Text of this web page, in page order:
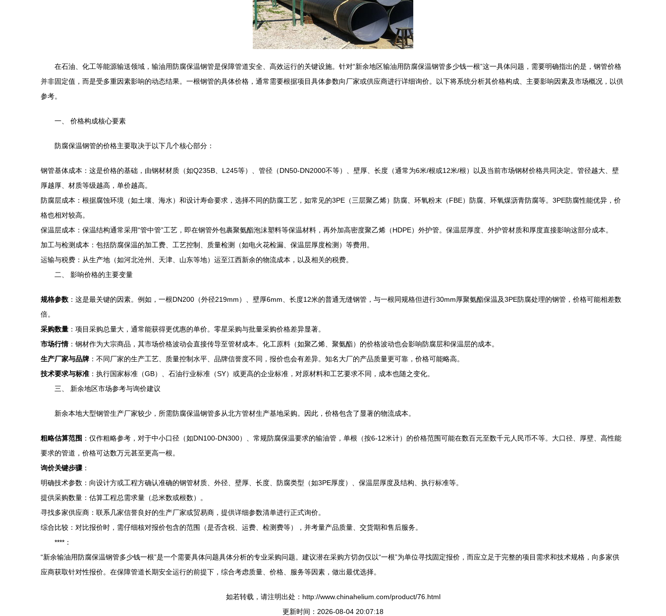
在石油、化工等能源输送领域，输油用防腐保温钢管是保障管道安全、高效运行的关键设施。针对“新余地区输油用防腐保温钢管多少钱一根”这一具体问题，需要明确指出的是，钢管价格
并非固定值，而是受多重因素影响的动态结果。一根钢管的具体价格，通常需要根据项目具体参数向厂家或供应商进行详细询价。以下将系统分析其价格构成、主要影响因素及市场概况，以供
参考。
一、 价格构成核心要素
防腐保温钢管的价格主要取决于以下几个核心部分：
钢管基体成本：这是价格的基础，由钢材材质（如Q235B、L245等）、管径（DN50-DN2000不等）、壁厚、长度（通常为6米/根或12米/根）以及当前市场钢材价格共同决定。管径越大、壁
厚越厚、材质等级越高，单价越高。
防腐层成本：根据腐蚀环境（如土壤、海水）和设计寿命要求，选择不同的防腐工艺，如常见的3PE（三层聚乙烯）防腐、环氧粉末（FBE）防腐、环氧煤沥青防腐等。3PE防腐性能优异，价
格也相对较高。
保温层成本：保温结构通常采用“管中管”工艺，即在钢管外包裹聚氨酯泡沫塑料等保温材料，再外加高密度聚乙烯（HDPE）外护管。保温层厚度、外护管材质和厚度直接影响这部分成本。
加工与检测成本：包括防腐保温的加工费、工艺控制、质量检测（如电火花检漏、保温层厚度检测）等费用。
运输与税费：从生产地（如河北沧州、天津、山东等地）运至江西新余的物流成本，以及相关的税费。
二、 影响价格的主要变量
规格参数 ：这是最关键的因素。例如，一根DN200（外径219mm）、壁厚6mm、长度12米的普通无缝钢管，与一根同规格但进行30mm厚聚氨酯保温及3PE防腐处理的钢管，价格可能相差数
倍。
采购数量 ：项目采购总量大，通常能获得更优惠的单价。零星采购与批量采购价格差异显著。
市场行情：钢材作为大宗商品，其市场价格波动会直接传导至管材成本。化工原料（如聚乙烯、聚氨酯）的价格波动也会影响防腐层和保温层的成本。
生产厂家与品牌 ：不同厂家的生产工艺、质量控制水平、品牌信誉度不同，报价也会有差异。知名大厂的产品质量更可靠，价格可能略高。
技术要求与标准 ：执行国家标准（GB）、石油行业标准（SY）或更高的企业标准，对原材料和工艺要求不同，成本也随之变化。
三、 新余地区市场参考与询价建议
新余本地大型钢管生产厂家较少，所需防腐保温钢管多从北方管材生产基地采购。因此，价格包含了显著的物流成本。
粗略估算范围 ：仅作粗略参考，对于中小口径（如DN100-DN300）、常规防腐保温要求的输油管，单根（按6-12米计）的价格范围可能在数百元至数千元人民币不等。大口径、厚壁、高性能
要求的管道，价格可达数万元甚至更高一根。
询价关键步骤 ：
明确技术参数：向设计方或工程方确认准确的钢管材质、外径、壁厚、长度、防腐类型（如3PE厚度）、保温层厚度及结构、执行标准等。
提供采购数量：估算工程总需求量（总米数或根数）。
寻找多家供应商：联系几家信誉良好的生产厂家或贸易商，提供详细参数清单进行正式询价。
综合比较：对比报价时，需仔细核对报价包含的范围（是否含税、运费、检测费等），并考量产品质量、交货期和售后服务。
****：
“新余输油用防腐保温钢管多少钱一根”是一个需要具体问题具体分析的专业采购问题。建议潜在采购方切勿仅以“一根”为单位寻找固定报价，而应立足于完整的项目需求和技术规格，向多家供
应商获取针对性报价。在保障管道长期安全运行的前提下，综合考虑质量、价格、服务等因素，做出最优选择。
如若转载，请注明出处：http://www.chinahelium.com/product/76.html
更新时间：2026-08-04 20:07:18